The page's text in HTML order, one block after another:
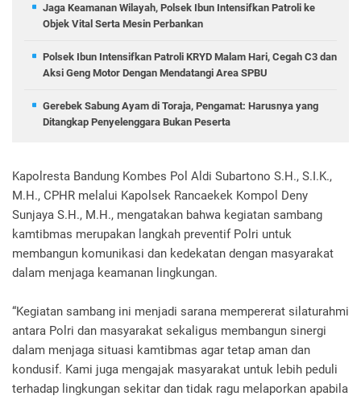
Jaga Keamanan Wilayah, Polsek Ibun Intensifkan Patroli ke
Objek Vital Serta Mesin Perbankan
Polsek Ibun Intensifkan Patroli KRYD Malam Hari, Cegah C3 dan
Aksi Geng Motor Dengan Mendatangi Area SPBU
Gerebek Sabung Ayam di Toraja, Pengamat: Harusnya yang
Ditangkap Penyelenggara Bukan Peserta
Kapolresta Bandung Kombes Pol Aldi Subartono S.H., S.I.K.,
M.H., CPHR melalui Kapolsek Rancaekek Kompol Deny
Sunjaya S.H., M.H., mengatakan bahwa kegiatan sambang
kamtibmas merupakan langkah preventif Polri untuk
membangun komunikasi dan kedekatan dengan masyarakat
dalam menjaga keamanan lingkungan.
“Kegiatan sambang ini menjadi sarana mempererat silaturahmi
antara Polri dan masyarakat sekaligus membangun sinergi
dalam menjaga situasi kamtibmas agar tetap aman dan
kondusif. Kami juga mengajak masyarakat untuk lebih peduli
terhadap lingkungan sekitar dan tidak ragu melaporkan apabila